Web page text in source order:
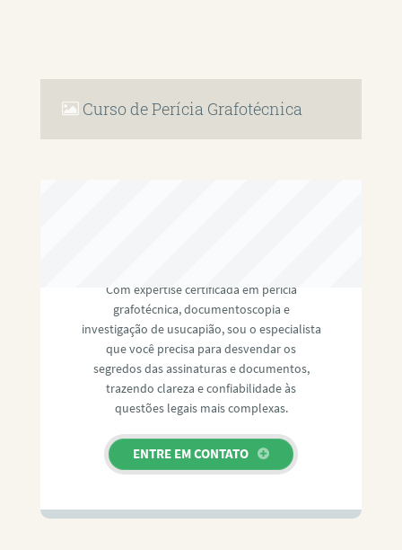
Curso de Perícia Grafotécnica
Com expertise certificada em perícia
grafotécnica, documentoscopia e
investigação de usucapião, sou o especialista
que você precisa para desvendar os
segredos das assinaturas e documentos,
trazendo clareza e confiabilidade às
questões legais mais complexas.
ENTRE EM CONTATO